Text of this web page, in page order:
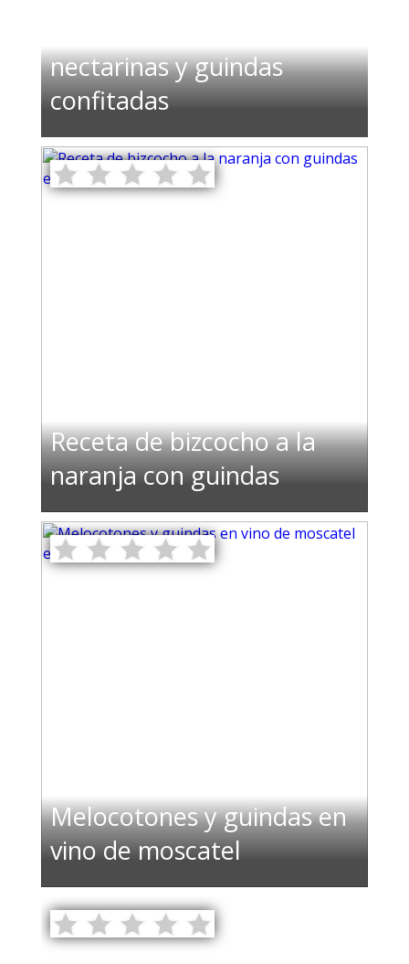
nectarinas y guindas
confitadas
Receta de bizcocho a la
naranja con guindas
Melocotones y guindas en
vino de moscatel